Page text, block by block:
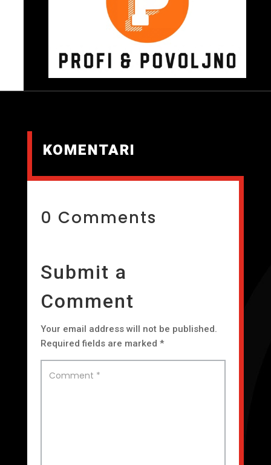
KOMENTARI
0 Comments
Submit a
Comment
Your email address will not be published.
Required fields are marked*